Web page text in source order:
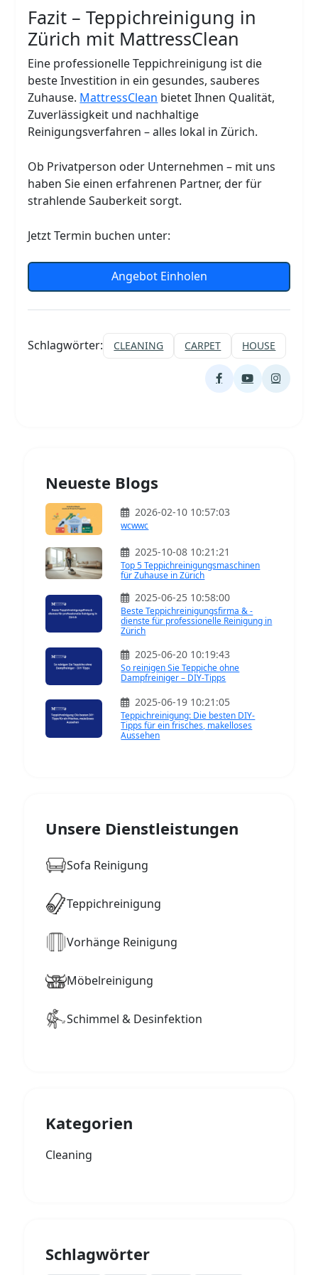
Fazit – Teppichreinigung in
Zürich mit MattressClean
Eine professionelle Teppichreinigung ist die
beste Investition in ein gesundes, sauberes
Zuhause. MattressClean bietet Ihnen Qualität,
Zuverlässigkeit und nachhaltige
Reinigungsverfahren – alles lokal in Zürich.
Ob Privatperson oder Unternehmen – mit uns
haben Sie einen erfahrenen Partner, der für
strahlende Sauberkeit sorgt.
Jetzt Termin buchen unter:
Angebot Einholen
Schlagwörter: CLEANING CARPET HOUSE
Neueste Blogs
2026-02-10 10:57:03
wcwwc
2025-10-08 10:21:21
Top 5 Teppichreinigungsmaschinen
für Zuhause in Zürich
2025-06-25 10:58:00
Beste Teppichreinigungsfirma & -
dienste für professionelle Reinigung in
Zürich
2025-06-20 10:19:43
So reinigen Sie Teppiche ohne
Dampfreiniger – DIY-Tipps
2025-06-19 10:21:05
Teppichreinigung: Die besten DIY-
Tipps für ein frisches, makelloses
Aussehen
Unsere Dienstleistungen
Sofa Reinigung
Teppichreinigung
Vorhänge Reinigung
Möbelreinigung
Schimmel & Desinfektion
Kategorien
Cleaning
Schlagwörter